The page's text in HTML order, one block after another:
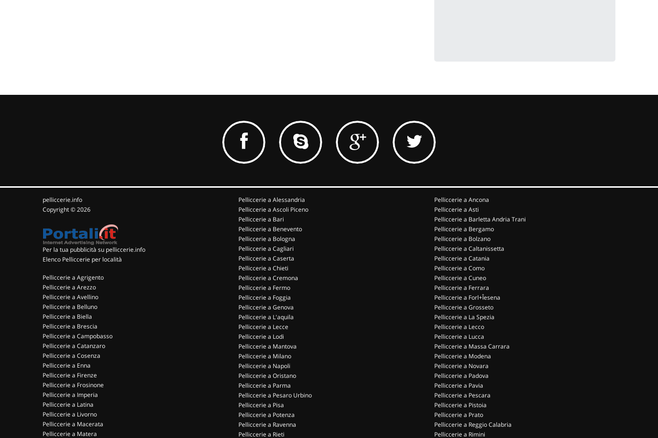
pelliccerie.info
Copyright © 2026
Per la tua pubblicità su pelliccerie.info
Elenco Pelliccerie per località
Pelliccerie a Agrigento
Pelliccerie a Arezzo
Pelliccerie a Avellino
Pelliccerie a Belluno
Pelliccerie a Biella
Pelliccerie a Brescia
Pelliccerie a Campobasso
Pelliccerie a Catanzaro
Pelliccerie a Cosenza
Pelliccerie a Enna
Pelliccerie a Firenze
Pelliccerie a Frosinone
Pelliccerie a Imperia
Pelliccerie a Latina
Pelliccerie a Livorno
Pelliccerie a Macerata
Pelliccerie a Matera
Pelliccerie a Alessandria
Pelliccerie a Ascoli Piceno
Pelliccerie a Bari
Pelliccerie a Benevento
Pelliccerie a Bologna
Pelliccerie a Cagliari
Pelliccerie a Caserta
Pelliccerie a Chieti
Pelliccerie a Cremona
Pelliccerie a Fermo
Pelliccerie a Foggia
Pelliccerie a Genova
Pelliccerie a L'aquila
Pelliccerie a Lecce
Pelliccerie a Lodi
Pelliccerie a Mantova
Pelliccerie a Milano
Pelliccerie a Napoli
Pelliccerie a Oristano
Pelliccerie a Parma
Pelliccerie a Pesaro Urbino
Pelliccerie a Pisa
Pelliccerie a Potenza
Pelliccerie a Ravenna
Pelliccerie a Rieti
Pelliccerie a Ancona
Pelliccerie a Asti
Pelliccerie a Barletta Andria Trani
Pelliccerie a Bergamo
Pelliccerie a Bolzano
Pelliccerie a Caltanissetta
Pelliccerie a Catania
Pelliccerie a Como
Pelliccerie a Cuneo
Pelliccerie a Ferrara
Pelliccerie a Forl+Îesena
Pelliccerie a Grosseto
Pelliccerie a La Spezia
Pelliccerie a Lecco
Pelliccerie a Lucca
Pelliccerie a Massa Carrara
Pelliccerie a Modena
Pelliccerie a Novara
Pelliccerie a Padova
Pelliccerie a Pavia
Pelliccerie a Pescara
Pelliccerie a Pistoia
Pelliccerie a Prato
Pelliccerie a Reggio Calabria
Pelliccerie a Rimini